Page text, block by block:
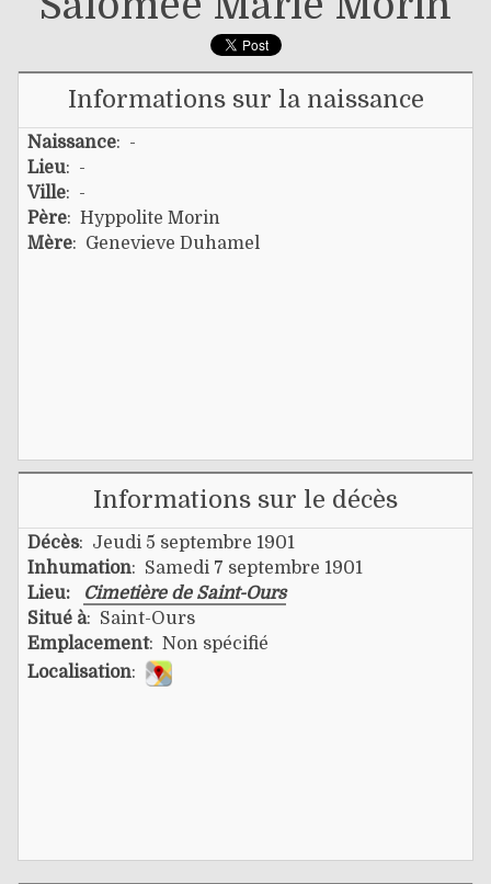
Informations sur la naissance
Naissance: -
Lieu: -
Ville: -
Père: Hyppolite Morin
Mère: Genevieve Duhamel
Informations sur le décès
Décès: Jeudi 5 septembre 1901
Inhumation: Samedi 7 septembre 1901
Lieu:
Cimetière de Saint-Ours
Situé à: Saint-Ours
Emplacement: Non spécifié
Localisation: